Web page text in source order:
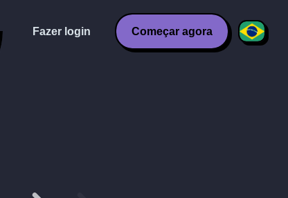
Fazer login Começar agora